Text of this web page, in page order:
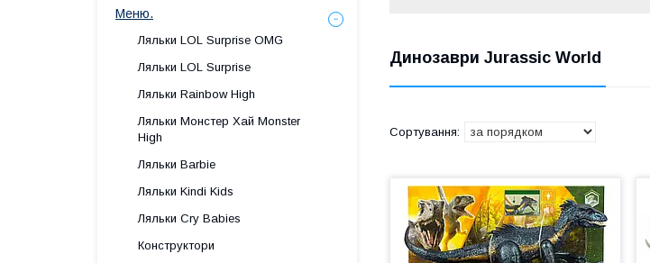
Динозаври Jurassic World
Меню.
Ляльки LOL Surprise OMG
Ляльки LOL Surprise
Ляльки Rainbow High
Ляльки Монстер Хай Monster
High
Ляльки Barbie
Ляльки Kindi Kids
Ляльки Cry Babies
Конструктори